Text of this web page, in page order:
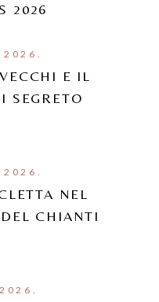
2026
E IL
SEGRETO
NEL
CHIANTI